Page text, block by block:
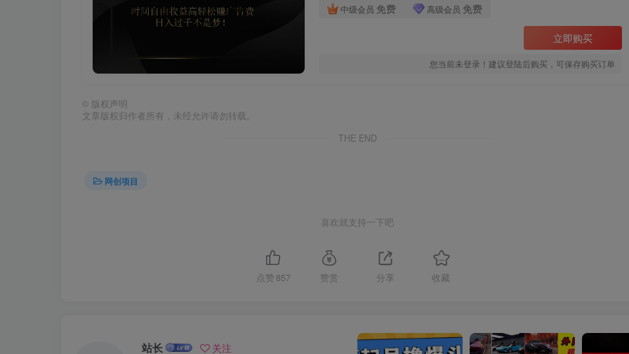
中级会员 免费 高级会员 免费
立即购买
您当前未登录！建议登陆后购买，可保存购买订单
© 版权声明
文章版权归作者所有，未经允许请勿转载。
THE END
网创项目
喜欢就支持一下吧
点赞 857 赞赏 分享 收藏
站长 关注